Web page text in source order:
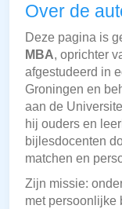
Over de
Deze pagina is
MBA, oprichter
afgestudeerd in
Groningen en
aan de
hij ouders en
bijlesdocenten
matchen en
Zijn missie:
met persoonlijke